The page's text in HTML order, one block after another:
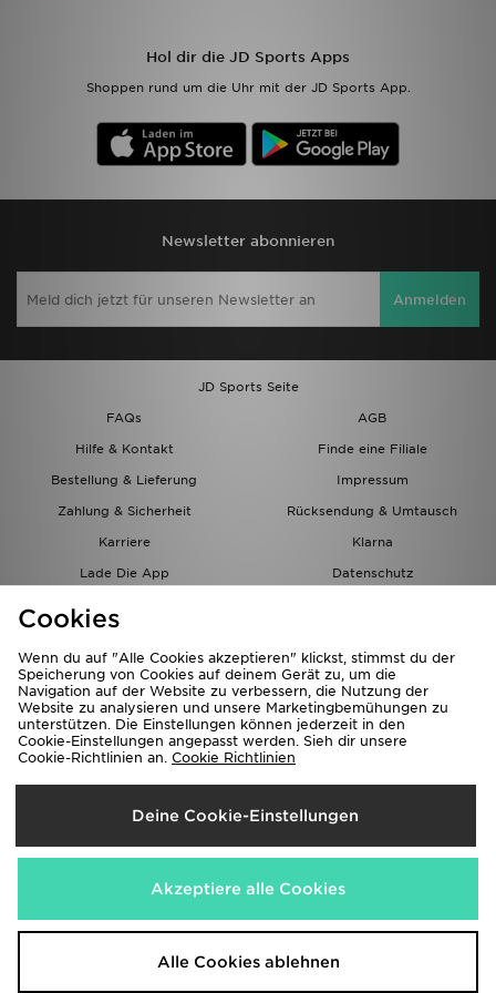
Hol dir die JD Sports Apps
Shoppen rund um die Uhr mit der JD Sports App.
Newsletter abonnieren
Anmelden
JD Sports Seite
FAQs
AGB
Hilfe & Kontakt
Finde eine Filiale
Bestellung & Lieferung
Impressum
Zahlung & Sicherheit
Rücksendung & Umtausch
Karriere
Klarna
Lade Die App
Datenschutz
Lieferung Nach
Österreich
Wir akzeptieren folgende Zahlungsmethoden
Corporate Website www.jdplc.com
Geschenkkarte
Filialfinder
Meine Nachrichten
Trending Styles
Cookies
Wenn du auf "Alle Cookies akzeptieren" klickst, stimmst du der
Speicherung von Cookies auf deinem Gerät zu, um die
Navigation auf der Website zu verbessern, die Nutzung der
Website zu analysieren und unsere Marketingbemühungen zu
unterstützen. Die Einstellungen können jederzeit in den
Cookie-Einstellungen angepasst werden. Sieh dir unsere
Cookie-Richtlinien an. Cookie Richtlinien
Deine Cookie-Einstellungen
Akzeptiere alle Cookies
Alle Cookies ablehnen